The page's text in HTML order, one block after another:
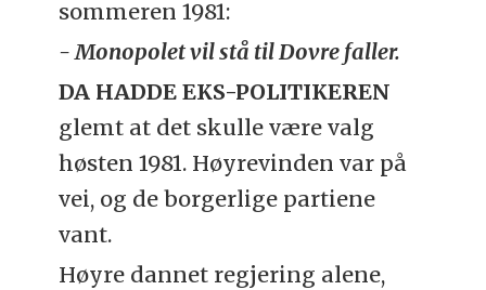
sommeren 1981:
-Monopolet vil stå til Dovre faller.
DA HADDE EKS-POLITIKEREN
glemt at det skulle være valg
høsten 1981. Høyrevinden var på
vei, og de borgerlige partiene
vant.
Høyre dannet regjering alene,